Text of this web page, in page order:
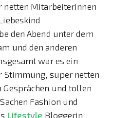
netten Mitarbeiterinnen
den Abend unter dem
und den anderen
war es ein
super netten
Gesprächen und tollen
Fashion und
Lifestyle Bloggerin